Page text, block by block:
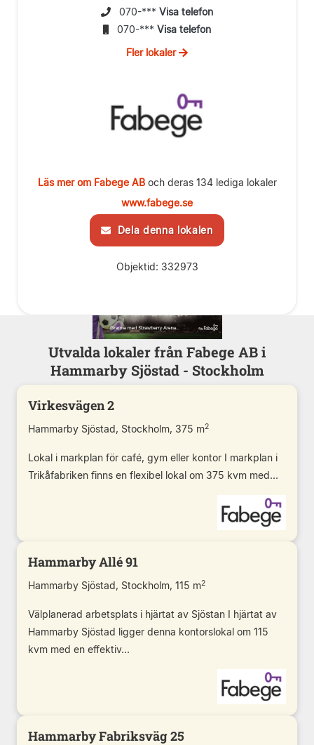
070-*** Visa telefon
070-*** Visa telefon
Fler lokaler
Läs mer om Fabege ABoch deras 134 lediga lokaler
www.fabege.se
Dela denna lokalen
Objektid: 332973
Utvalda lokaler från Fabege AB i
Hammarby Sjöstad - Stockholm
Virkesvägen 2
Hammarby Sjöstad, Stockholm, 375 m2
Lokal i markplan för café, gym eller kontor I markplan i
Trikåfabriken finns en flexibel lokal om 375 kvm med...
Hammarby Allé 91
Hammarby Sjöstad, Stockholm, 115 m2
Välplanerad arbetsplats i hjärtat av Sjöstan I hjärtat av
Hammarby Sjöstad ligger denna kontorslokal om 115
kvm med en effektiv...
Hammarby Fabriksväg 25